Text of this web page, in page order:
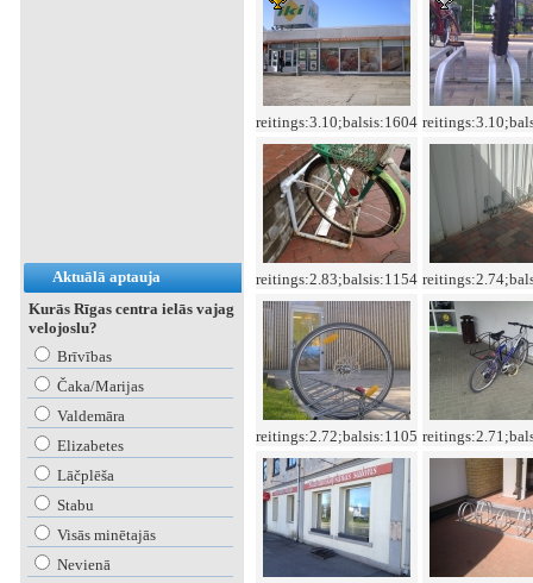
Aktuālā aptauja
Kurās Rīgas centra ielās vajag
velojoslu?
Brīvības
Čaka/Marijas
Valdemāra
Elizabetes
Lāčplēša
Stabu
Visās minētajās
Nevienā
reitings:3.10;balsis:1604
reitings:2.83;balsis:1154
reitings:2.72;balsis:1105